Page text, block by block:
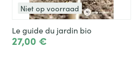
Niet op voorraad
Le guide du jardin bio
27,00 €